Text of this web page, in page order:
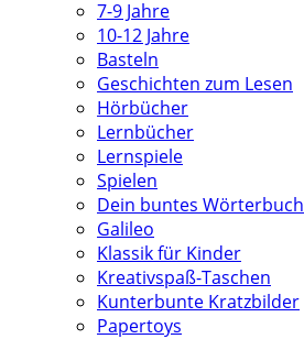
7-9 Jahre
10-12 Jahre
Basteln
Geschichten zum Lesen
Hörbücher
Lernbücher
Lernspiele
Spielen
Dein buntes Wörterbuch
Galileo
Klassik für Kinder
Kreativspaß-Taschen
Kunterbunte Kratzbilder
Papertoys